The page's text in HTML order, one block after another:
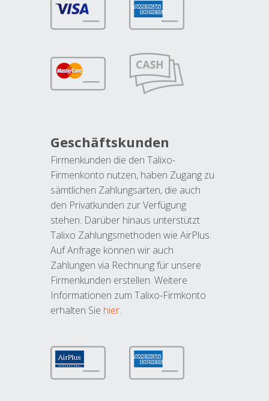
Geschäftskunden
Firmenkunden die den Talixo-
Firmenkonto nutzen, haben Zugang zu
sämtlichen Zahlungsarten, die auch
den Privatkunden zur Verfügung
stehen. Darüber hinaus unterstützt
Talixo Zahlungsmethoden wie AirPlus.
Auf Anfrage können wir auch
Zahlungen via Rechnung für unsere
Firmenkunden erstellen. Weitere
Informationen zum Talixo-Firmkonto
erhalten Sie hier.